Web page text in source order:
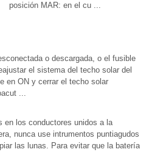
posición MAR: en el cu ...
o descargada, o el fusible
el sistema del techo solar del
en ON y cerrar el techo solar
...
en los conductores unidos a la
nunca use intrumentos puntiagudos
las lunas. Para evitar que la batería